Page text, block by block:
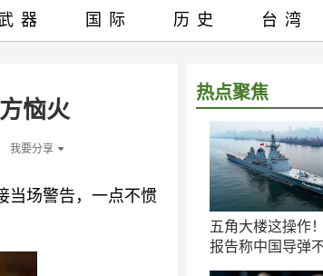
恼火
我要分享
当场警告，一点不惯
热点聚焦
五角大楼这操作
报告称中国导弹
器 国际 历史 台湾